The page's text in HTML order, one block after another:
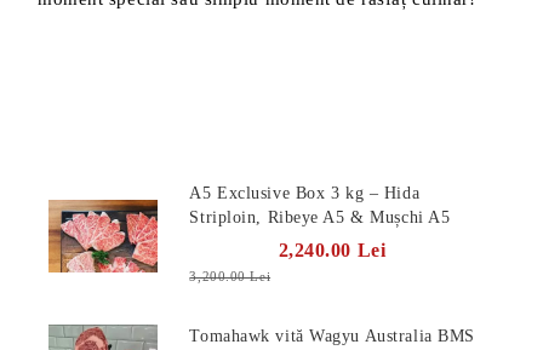
A5 Exclusive Box 3 kg – Hida
Striploin, Ribeye A5 & Mușchi A5
2,240.00 Lei
3,200.00 Lei
Tomahawk vită Wagyu Australia BMS